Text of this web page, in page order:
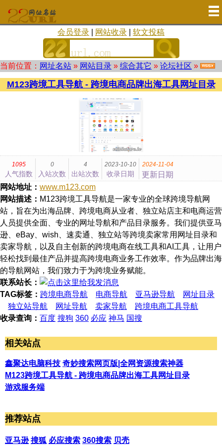
会员登录 网站收录 软文投稿
当前位置： 网址名站 » 网站目录 » 综合其它 » 论坛社区 »
M123跨境工具导航 - 跨境电商品牌出海工具网址目录
1095
人气指数
0
入站次数
4
出站次数
2023-10-10
收录日期
2024-11-04
更新日期
网站地址： www.m123.com
网站描述： M123跨境工具导航是一家专业的全球跨境导航网
站，旨在为出海品牌、跨境电商从业者、独立站店主和电商运营
人员提供全面、专业的网址导航和产品目录服务。我们提供亚马
逊、eBay、wish、速卖通、独立站等跨境卖家常用网址目录和
卖家导航，以及自主创新的跨境电商在线工具和AI工具，让用户
轻松找到最佳产品并提高跨境电商业务工作效率。作为品牌出海
的导航网站，我们致力于为跨境业务赋能。
联系站长：
TAG标签： 跨境电商导航 电商导航 亚马逊导航
网址目录
独立站导航
网址导航 卖家导航
跨境电商工具导航
收录查询： 百度 搜狗 360 必应 神马 国搜
相关站点
鑫聚达电脑科技 奇妙搜索网页版|全网资源搜索神器
M123跨境工具导航 - 跨境电商品牌出海工具网址目录
游戏服务端
推荐站点
亚马逊 搜狐 必应搜索 360搜索 贝壳